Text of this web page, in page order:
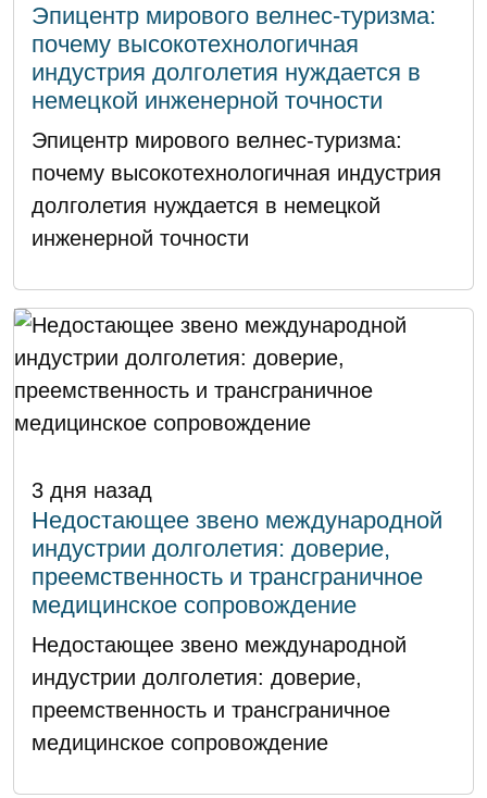
Эпицентр мирового велнес-туризма:
почему высокотехнологичная
индустрия долголетия нуждается в
немецкой инженерной точности
Эпицентр мирового велнес-туризма:
почему высокотехнологичная индустрия
долголетия нуждается в немецкой
инженерной точности
3 дня назад
Недостающее звено международной
индустрии долголетия: доверие,
преемственность и трансграничное
медицинское сопровождение
Недостающее звено международной
индустрии долголетия: доверие,
преемственность и трансграничное
медицинское сопровождение